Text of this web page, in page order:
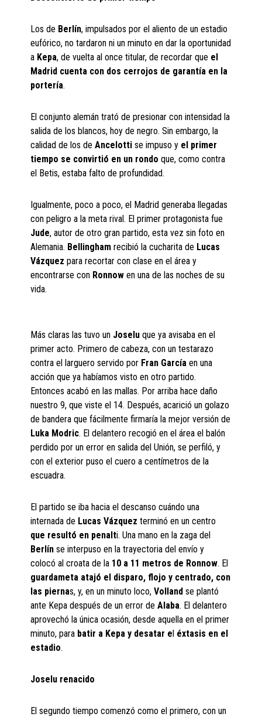
Los de Berlín, impulsados por el aliento de un estadio
eufórico, no tardaron ni un minuto en dar la oportunidad
a Kepa, de vuelta al once titular, de recordar que el
Madrid cuenta con dos cerrojos de garantía en la
portería.
El conjunto alemán trató de presionar con intensidad la
salida de los blancos, hoy de negro. Sin embargo, la
calidad de los deAncelottise impuso y el primer
tiempo se convirtió en un rondo que, como contra
el Betis, estaba falto de profundidad.
Igualmente, poco a poco, el Madrid generaba llegadas
con peligro a la meta rival. El primer protagonista fue
Jude, autor de otro gran partido, esta vez sin foto en
Alemania. Bellingham recibió la cucharita de Lucas
Vázquezpara recortar con clase en el área y
encontrarse con Ronnow en una de las noches de su
vida.
Más claras las tuvo un Joselu que ya avisaba en el
primer acto. Primero de cabeza, con un testarazo
contra el larguero servido por Fran Garcíaen una
acción que ya habíamos visto en otro partido.
Entonces acabó en las mallas. Por arriba hace daño
nuestro 9, que viste el 14. Después, acarició un golazo
de bandera que fácilmente firmaría la mejor versión de
Luka Modric. El delantero recogió en el área el balón
perdido por un error en salida del Unión, se perfiló, y
con el exterior puso el cuero a centímetros de la
escuadra.
El partido se iba hacia el descanso cuándo una
internada de Lucas Vázquez terminó en un centro
que resultó en penalti. Una mano en la zaga del
Berlínse interpuso en la trayectoria del envío y
colocó al croata de la 10 a 11 metros de Ronnow. El
guardameta atajó el disparo, flojo y centrado, con
las piernas, y, en un minuto loco,Volland se plantó
ante Kepa después de un error deAlaba. El delantero
aprovechó la única ocasión, desde aquella en el primer
minuto, para batir a Kepa y desatar el éxtasis en el
estadio.
Joselu renacido
El segundo tiempo comenzó como el primero, con un